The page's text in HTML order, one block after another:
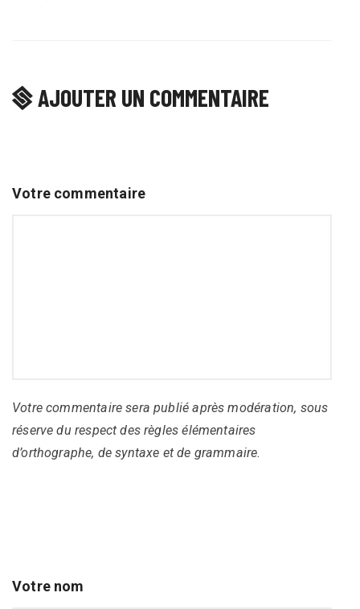
AJOUTER UN COMMENTAIRE
Votre commentaire
Votre commentaire sera publié après modération, sous
réserve du respect des règles élémentaires
d’orthographe, de syntaxe et de grammaire.
Votre nom